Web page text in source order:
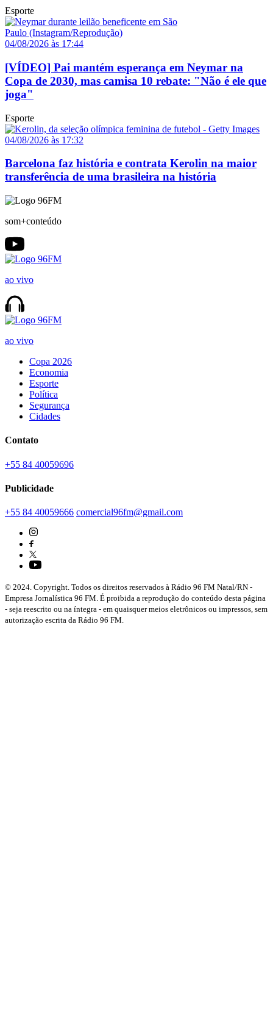
Esporte
04/08/2026 às 17:44
[VÍDEO] Pai mantém esperança em Neymar na
Copa de 2030, mas camisa 10 rebate: "Não é ele que
joga"
Esporte
04/08/2026 às 17:32
Barcelona faz história e contrata Kerolin na maior
transferência de uma brasileira na história
som+conteúdo
ao vivo
ao vivo
Copa 2026
Economia
Esporte
Política
Segurança
Cidades
Contato
+55 84 40059696
Publicidade
+55 84 40059666 comercial96fm@gmail.com
© 2024. Copyright. Todos os direitos reservados à Rádio 96 FM Natal/RN -
Empresa Jornalística 96 FM. É proibida a reprodução do conteúdo desta página
- seja reescrito ou na íntegra - em quaisquer meios eletrônicos ou impressos, sem
autorização escrita da Rádio 96 FM.